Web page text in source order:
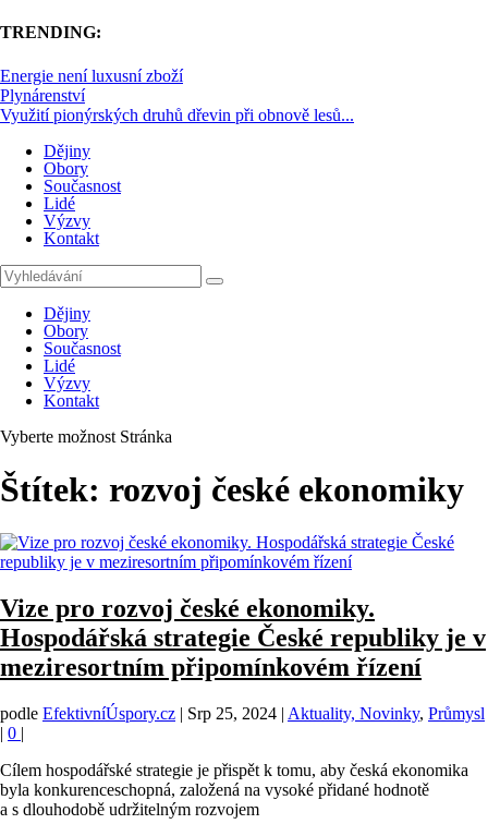
TRENDING:
Energie není luxusní zboží
Plynárenství
Využití pionýrských druhů dřevin při obnově lesů...
Dějiny
Obory
Současnost
Lidé
Výzvy
Kontakt
Dějiny
Obory
Současnost
Lidé
Výzvy
Kontakt
Vyberte možnost Stránka
Štítek: rozvoj české ekonomiky
Vize pro rozvoj české ekonomiky.
Hospodářská strategie České republiky je v
meziresortním připomínkovém řízení
podle EfektivníÚspory.cz | Srp 25, 2024 | Aktuality, Novinky, Průmysl
| 0 |
Cílem hospodářské strategie je přispět k tomu, aby česká ekonomika
byla konkurenceschopná, založená na vysoké přidané hodnotě
a s dlouhodobě udržitelným rozvojem